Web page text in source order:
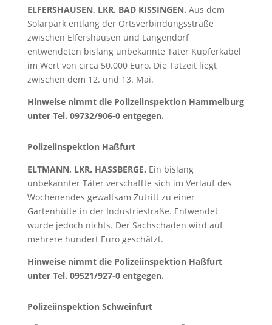
ELFERSHAUSEN, LKR. BAD KISSINGEN. Aus dem
Solarpark entlang der Ortsverbindungsstraße
zwischen Elfershausen und Langendorf
entwendeten bislang unbekannte Täter Kupferkabel
im Wert von circa 50.000 Euro. Die Tatzeit liegt
zwischen dem 12. und 13. Mai.
Hinweise nimmt die Polizeiinspektion Hammelburg
unter Tel. 09732/906-0 entgegen.
Polizeiinspektion Haßfurt
ELTMANN, LKR. HASSBERGE. Ein bislang
unbekannter Täter verschaffte sich im Verlauf des
Wochenendes gewaltsam Zutritt zu einer
Gartenhütte in der Industriestraße. Entwendet
wurde jedoch nichts. Der Sachschaden wird auf
mehrere hundert Euro geschätzt.
Hinweise nimmt die Polizeiinspektion Haßfurt
unter Tel. 09521/927-0 entgegen.
Polizeiinspektion Schweinfurt